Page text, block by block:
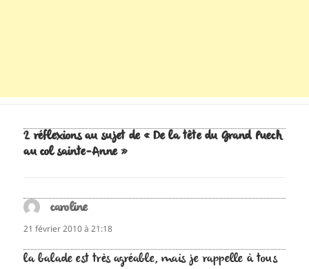
2 réflexions au sujet de « De la tête du Grand Puech
au col sainte-Anne »
carolinedit :
21 février 2010 à 21:18
la balade est très agréable, mais je rappelle à tous